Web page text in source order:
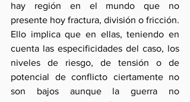
hay región en el mundo que no
presente hoy fractura, división o fricción.
Ello implica que en ellas, teniendo en
cuenta las especificidades del caso, los
niveles de riesgo, de tensión o de
potencial de conflicto ciertamente no
son bajos aunque la guerra no